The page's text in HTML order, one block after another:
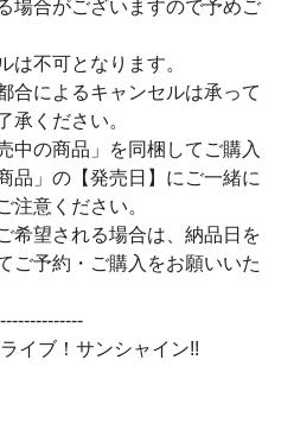
場合がございますので予めご
不可となります。
合によるキャンセルは承って
承ください。
中の商品」を同梱してご購入
品」の【発売日】にご一緒に
注意ください。
希望される場合は、納品日を
ご予約・ご購入をお願いいた
イブ！サンシャイン!!